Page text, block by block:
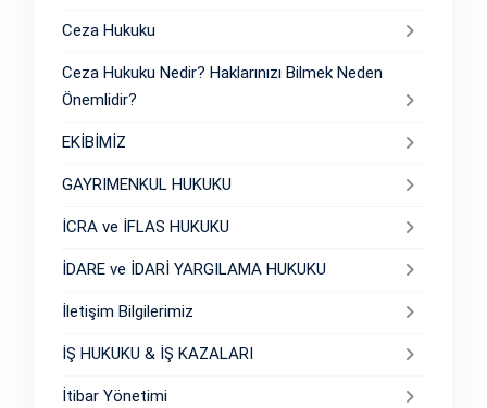
Ceza Hukuku
Ceza Hukuku Nedir? Haklarınızı Bilmek Neden
Önemlidir?
EKİBİMİZ
GAYRIMENKUL HUKUKU
İCRA ve İFLAS HUKUKU
İDARE ve İDARİ YARGILAMA HUKUKU
İletişim Bilgilerimiz
İŞ HUKUKU & İŞ KAZALARI
İtibar Yönetimi